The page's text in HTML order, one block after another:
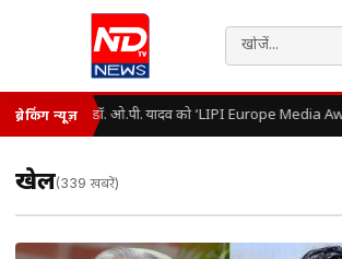
ब्रेकिंग न्यूज़ डॉ. ओ.पी. यादव को ‘LIPI Europe Media
खेल(339 खबरें)